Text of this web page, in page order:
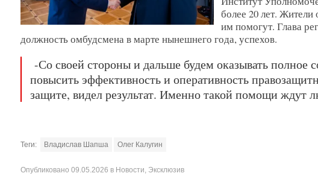
более 20 лет.
им помогут. Глава
должность омбудсмена в марте нынешнего года, успехов.
-Со своей стороны и дальше будем оказывать полное
повысить эффективность и оперативность
защите, видел результат. Именно такой помощи ждут
Теги: Владислав Шапша Олег Калугин
Опубликовано 09.05.2026 в Новости, Эксклюзив